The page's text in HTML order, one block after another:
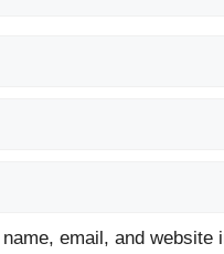
email, and website